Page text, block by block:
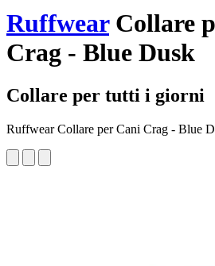
RuffwearCollare
Crag - Blue Dusk
Collare per tutti i giorni
Ruffwear Collare per Cani Crag - Blue